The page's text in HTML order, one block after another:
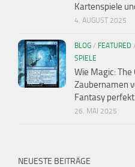
Kartenspiele
4. AUGUST 2025
BLOG / FEATURED /
SPIELE
Wie Magic: The
Zaubernamen
Fantasy
26. MAI 2025
NEUESTE BEITRÄGE